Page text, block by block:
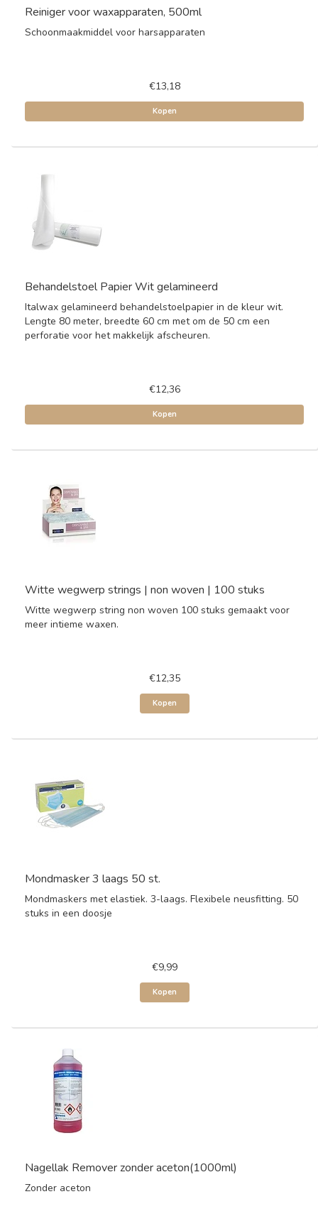
Reiniger voor waxapparaten, 500ml
Schoonmaakmiddel voor harsapparaten
€13,18
Kopen
Behandelstoel Papier Wit gelamineerd
Italwax gelamineerd behandelstoelpapier in de kleur wit.
Lengte 80 meter, breedte 60 cm met om de 50 cm een
perforatie voor het makkelijk afscheuren.
€12,36
Kopen
Witte wegwerp strings | non woven | 100 stuks
Witte wegwerp string non woven 100 stuks gemaakt voor
meer intieme waxen.
€12,35
Kopen
Mondmasker 3 laags 50 st.
Mondmaskers met elastiek. 3-laags. Flexibele neusfitting. 50
stuks in een doosje
€9,99
Kopen
Nagellak Remover zonder aceton(1000ml)
Zonder aceton